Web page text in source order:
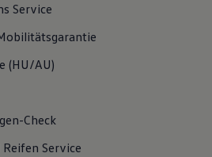
Service
(HU/AU)
Check
Reifen Service